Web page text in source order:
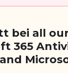
bei all
365